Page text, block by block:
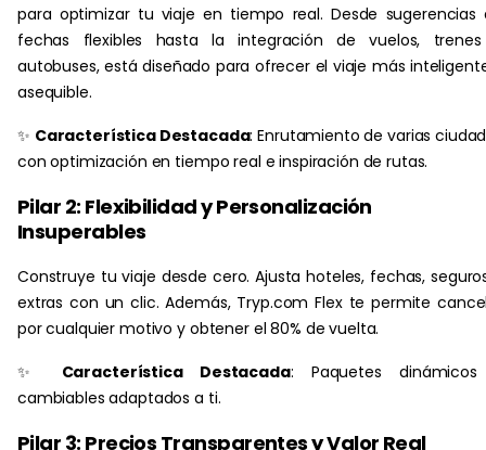
para optimizar tu viaje en tiempo real. Desde sugerencias
fechas flexibles hasta la integración de vuelos,
autobuses, está diseñado para ofrecer el viaje más
asequible.
✨ Característica Destacada: Enrutamiento de varias
con optimización en tiempo real e inspiración de rutas.
Pilar 2: Flexibilidad y Personalización
Insuperables
Construye tu viaje desde cero. Ajusta hoteles, fechas,
extras con un clic. Además, Tryp.com Flex te permite
por cualquier motivo y obtener el 80% de vuelta.
✨ Característica Destacada: Paquetes
cambiables adaptados a ti.
Pilar 3: Precios Transparentes y Valor Real